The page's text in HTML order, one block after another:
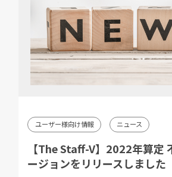
ユーザー様向け情報 ニュース
【The Staff-V】2022年算定
ージョンをリリースしました